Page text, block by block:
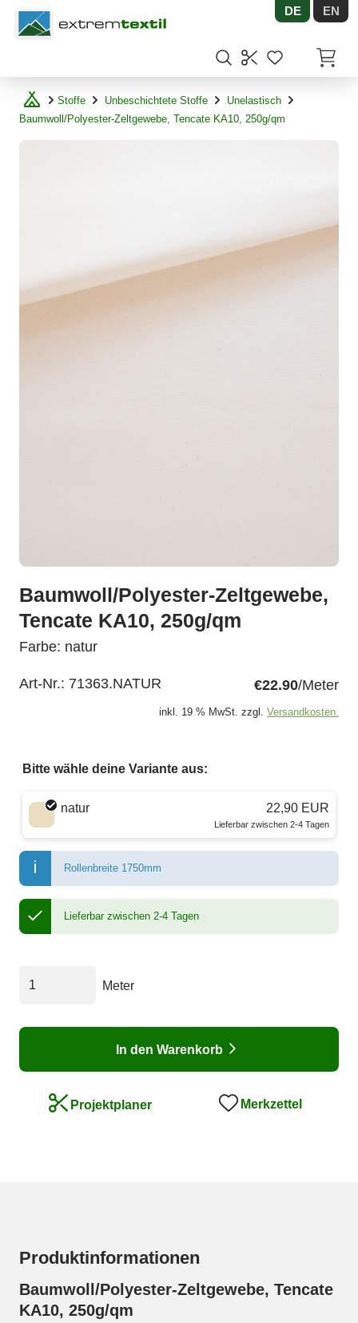
Shopware DE EN
Stoffe Unbeschichtete Stoffe
Unelastisch
Baumwoll/Polyester-Zeltgewebe, Tencate KA10, 250g/qm
Baumwoll/Polyester-Zeltgewebe,
Tencate KA10, 250g/qm
Farbe: natur
Art-Nr.: 71363.NATUR €22.90/Meter
inkl. 19 % MwSt. zzgl. Versandkosten.
Bitte wähle deine Variante aus:
Wähle eine Farbe
natur 22,90 EUR
Lieferbar zwischen 2-4 Tagen
Rollenbreite 1750mm
Lieferbar zwischen 2-4 Tagen
Meter
In den Warenkorb
Projektplaner Merkzettel
Produktinformationen
Baumwoll/Polyester-Zeltgewebe, Tencate
KA10, 250g/qm